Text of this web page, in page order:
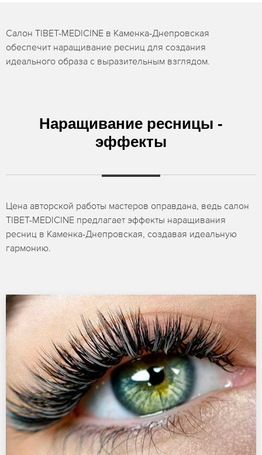
Салон TIBET-MEDICINE в Каменка-Днепровская
обеспечит наращивание ресниц для создания
идеального образа с выразительным взглядом.
Наращивание ресницы -
эффекты
Цена авторской работы мастеров оправдана, ведь салон
TIBET-MEDICINE предлагает эффекты наращивания
ресниц в Каменка-Днепровская, создавая идеальную
гармонию.